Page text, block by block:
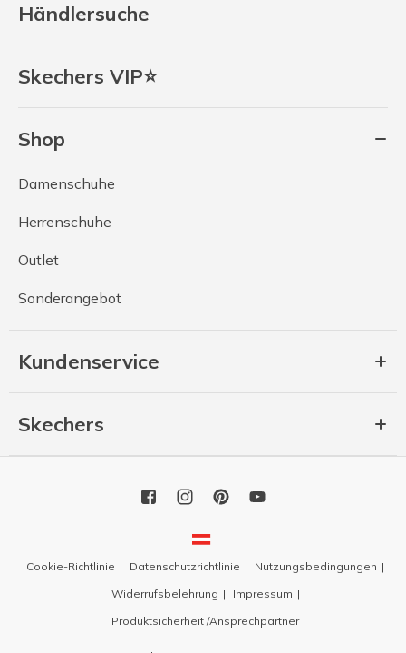
Händlersuche
Skechers VIP⭐
Shop
Damenschuhe
Herrenschuhe
Outlet
Sonderangebot
Kundenservice
Skechers
Cookie-Richtlinie Datenschutzrichtlinie
Nutzungsbedingungen
Widerrufsbelehrung
Impressum
Produktsicherheit /Ansprechpartner